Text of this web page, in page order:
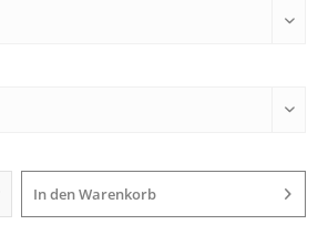
In denWarenkorb